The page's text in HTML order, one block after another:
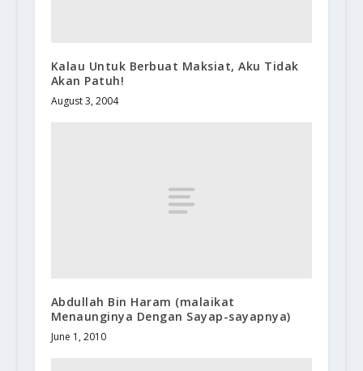
Kalau Untuk Berbuat Maksiat, Aku Tidak
Akan Patuh!
August 3, 2004
Abdullah Bin Haram (malaikat
Menaunginya Dengan Sayap-sayapnya)
June 1, 2010